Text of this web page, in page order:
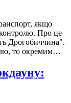
якщо
Про це
Дрогобиччина".
то окремим…